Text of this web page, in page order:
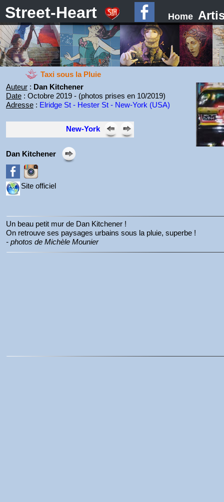
Street-Heart Home
Taxi sous la Pluie
Auteur: Dan Kitchener
Date: Octobre 2019 - (photos prises en 10/2019)
Adresse: Elridge St - Hester St - New-York (USA)
New-York
Dan Kitchener
Site officiel
Un beau petit mur de Dan Kitchener !
On retrouve ses paysages urbains sous la pluie, superbe !
- photos de Michèle Mounier